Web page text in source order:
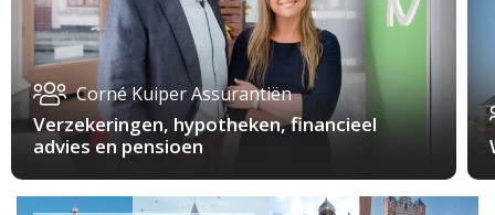
Corné Kuiper Assurantiën
Verzekeringen, hypotheken, financieel
advies en pensioen